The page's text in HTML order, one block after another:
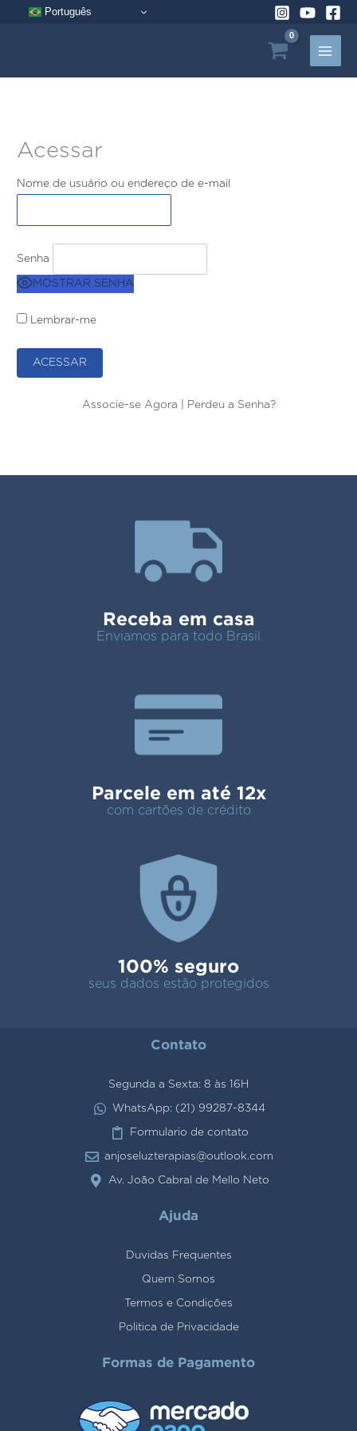
Português
Acessar
Nome de usuário ou endereço de e-mail
Senha
MOSTRAR SENHA
Lembrar-me
Associe-se Agora Perdeu a Senha?
Receba em casa
Enviamos para todo Brasil
Parcele em até 12x
com cartões de crédito
100% seguro
seus dados estão protegidos
Contato
Segunda a Sexta: 8 às 16H
WhatsApp: (21) 99287-8344
Formulario de contato
anjoseluzterapias@outlook.com
Av. João Cabral de Mello Neto
Ajuda
Duvidas Frequentes
Quem Somos
Termos e Condições
Politica de Privacidade
Formas de Pagamento